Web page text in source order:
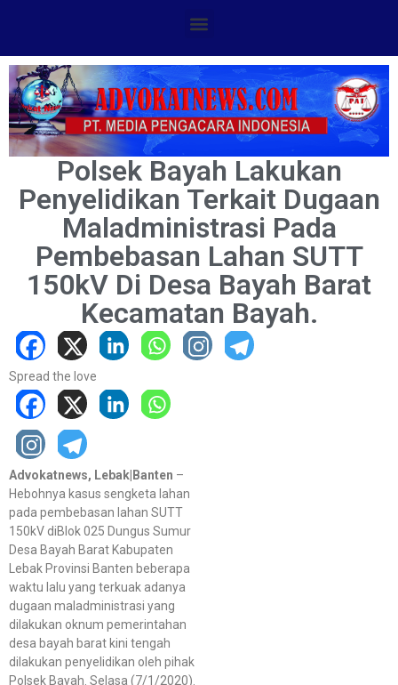
Polsek Bayah Lakukan
Penyelidikan Terkait Dugaan
Maladministrasi Pada
Pembebasan Lahan SUTT
150kV Di Desa Bayah Barat
Kecamatan Bayah.
Spread the love
Advokatnews, Lebak|Banten –
Hebohnya kasus sengketa lahan
pada pembebasan lahan SUTT
150kV diBlok 025 Dungus Sumur
Desa Bayah Barat Kabupaten
Lebak Provinsi Banten beberapa
waktu lalu yang terkuak adanya
dugaan maladministrasi yang
dilakukan oknum pemerintahan
desa bayah barat kini tengah
dilakukan penyelidikan oleh pihak
Polsek Bayah. Selasa (7/1/2020).